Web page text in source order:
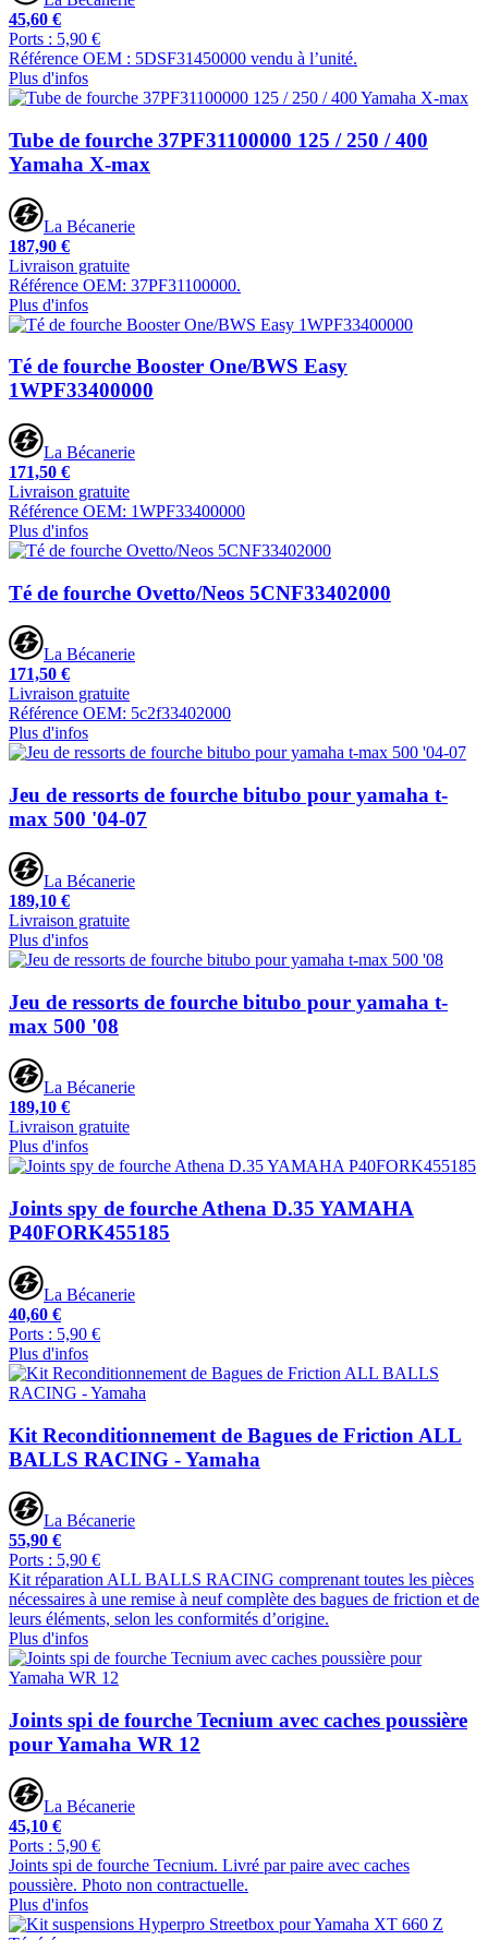
45,60 €
Ports : 5,90 €
Référence OEM : 5DSF31450000 vendu à l’unité.
Plus d'infos
Tube de fourche 37PF31100000 125 / 250 / 400
Yamaha X-max
La Bécanerie
187,90 €
Livraison gratuite
Référence OEM: 37PF31100000.
Plus d'infos
Té de fourche Booster One/BWS Easy
1WPF33400000
La Bécanerie
171,50 €
Livraison gratuite
Référence OEM: 1WPF33400000
Plus d'infos
Té de fourche Ovetto/Neos 5CNF33402000
La Bécanerie
171,50 €
Livraison gratuite
Référence OEM: 5c2f33402000
Plus d'infos
Jeu de ressorts de fourche bitubo pour yamaha t-
max 500 '04-07
La Bécanerie
189,10 €
Livraison gratuite
Plus d'infos
Jeu de ressorts de fourche bitubo pour yamaha t-
max 500 '08
La Bécanerie
189,10 €
Livraison gratuite
Plus d'infos
Joints spy de fourche Athena D.35 YAMAHA
P40FORK455185
La Bécanerie
40,60 €
Ports : 5,90 €
Plus d'infos
Kit Reconditionnement de Bagues de Friction ALL
BALLS RACING - Yamaha
La Bécanerie
55,90 €
Ports : 5,90 €
Kit réparation ALL BALLS RACING comprenant toutes les pièces
nécessaires à une remise à neuf complète des bagues de friction et de
leurs éléments, selon les conformités d’origine.
Plus d'infos
Joints spi de fourche Tecnium avec caches poussière
pour Yamaha WR 12
La Bécanerie
45,10 €
Ports : 5,90 €
Joints spi de fourche Tecnium. Livré par paire avec caches
poussière. Photo non contractuelle.
Plus d'infos